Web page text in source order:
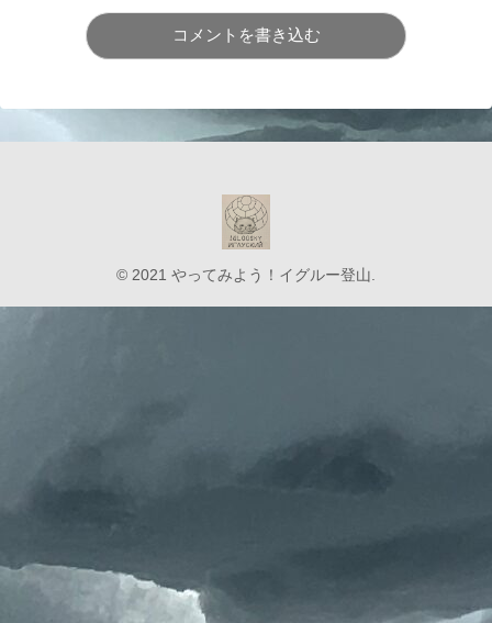
コメントを書き込む
© 2021 やってみよう！イグルー登山.